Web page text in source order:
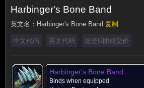
Harbinger's Bone Band
英文名： Harbinger's Bone Band 复制
中文代码 英文代码 提交G团成交价
Harbinger's Bone Band
Binds when equipped